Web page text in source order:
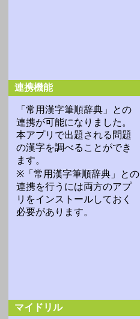
連携機能
「常用漢字筆順辞典」との
連携が可能になりました。
本アプリで出題される問題
の漢字を調べることができ
ます。
※「常用漢字筆順辞典」との
連携を行うには両方のアプ
リをインストールしておく
必要があります。
マイドリル